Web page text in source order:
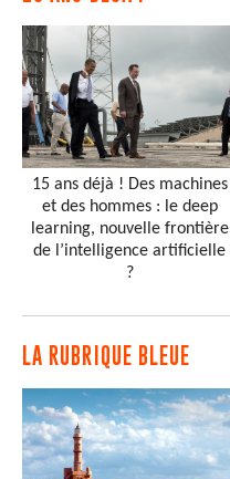
15 ans déjà ! Des machines
et des hommes : le deep
learning, nouvelle frontière
de l’intelligence artificielle
?
LA RUBRIQUE BLEUE